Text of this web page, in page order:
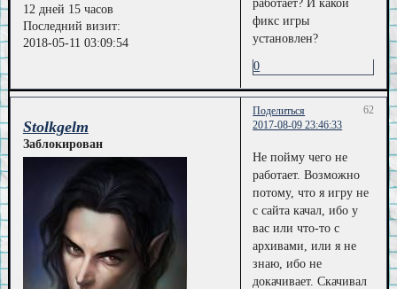
12 дней 15 часов
Последний визит:
2018-05-11 03:09:54
работает? И какой
фикс игры
установлен?
0
Поделиться
62
2017-08-09 23:46:33
Stolkgelm
Заблокирован
Не пойму чего не
работает. Возможно
потому, что я игру не
с сайта качал, ибо у
вас или что-то с
архивами, или я не
знаю, ибо не
докачивает. Скачивал